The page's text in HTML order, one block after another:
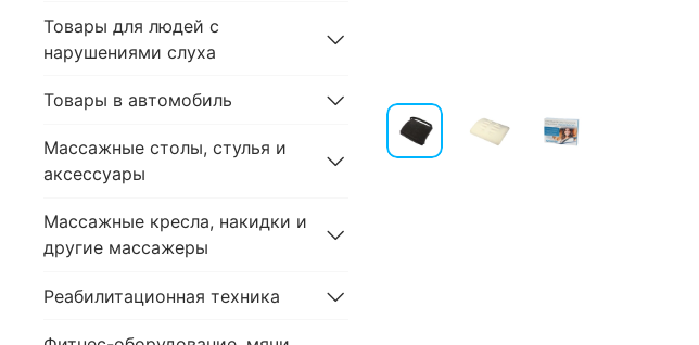
Товары для людей с
нарушениями слуха
Товары в автомобиль
Массажные столы, стулья и
аксессуары
Массажные кресла, накидки и
другие массажеры
Реабилитационная техника